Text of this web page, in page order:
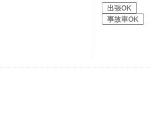
出張OK
事故車OK